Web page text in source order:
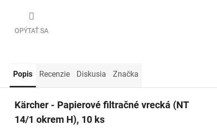
OPÝTAŤ SA
Popis Recenzie Diskusia Značka
Kärcher - Papierové filtračné vrecká (NT
14/1 okrem H), 10 ks